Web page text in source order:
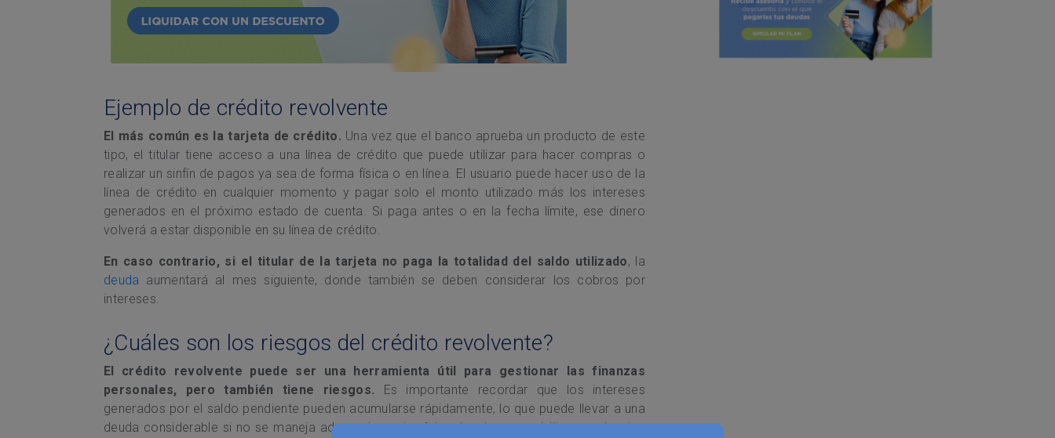
Ejemplo de crédito revolvente
El más común es la tarjeta de crédito. Una vez que el banco aprueba un producto de este
tipo, el titular tiene acceso a una línea de crédito que puede utilizar para hacer compras o
realizar un sinfín de pagos ya sea de forma física o en línea. El usuario puede hacer uso de la
línea de crédito en cualquier momento y pagar solo el monto utilizado más los intereses
generados en el próximo estado de cuenta. Si paga antes o en la fecha límite, ese dinero
volverá a estar disponible en su línea de crédito.
En caso contrario, si el titular de la tarjeta no paga la totalidad del saldo utilizado, la
deuda aumentará al mes siguiente, donde también se deben considerar los cobros por
intereses.
¿Cuáles son los riesgos del crédito revolvente?
El crédito revolvente puede ser una herramienta útil para gestionar las finanzas
personales, pero también tiene riesgos. Es importante recordar que los intereses
generados por el saldo pendiente pueden acumularse rápidamente, lo que puede llevar a una
deuda considerable si no se maneja adecuadamente. Además, algunos créditos revolventes